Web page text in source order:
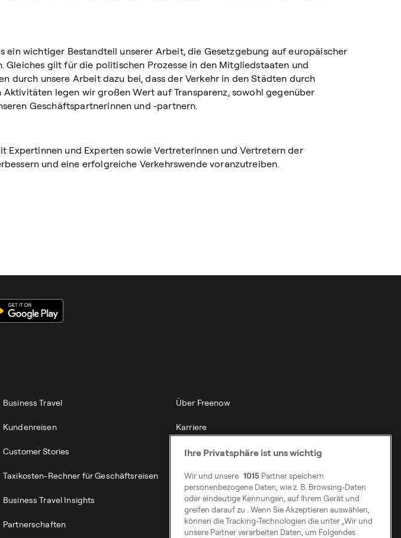
wichtiger Bestandteil unserer Arbeit, die Gesetzgebung auf europäischer
Gleiches gilt für die politischen Prozesse in den Mitgliedstaaten und
durch unsere Arbeit dazu bei, dass der Verkehr in den Städten durch
legen wir großen Wert auf Transparenz, sowohl gegenüber
Geschäftspartnerinnen und -partnern.
und Experten sowie Vertreterinnen und Vertretern der
und eine erfolgreiche Verkehrswende voranzutreiben.
Business Travel
Kundenreisen
Customer Stories
Taxikosten-Rechner für Geschäftsreisen
Business Travel Insights
Partnerschaften
Über Freenow
Karriere
Public Affairs
Nachhaltigkeit
Barrierefreiheit
Modern Slavery Statement
Ihre Privatsphäre ist uns wichtig
Wir und unsere 1015 Partner speichern
personenbezogene Daten, wie z. B. Browsing-Daten
oder eindeutige Kennungen, auf Ihrem Gerät und
greifen darauf zu . Wenn Sie Akzeptieren auswählen,
können die Tracking-Technologien die unter „Wir und
unsere Partner verarbeiten Daten, um Folgendes